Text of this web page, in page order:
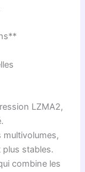
LZMA2,
stables.
combine les